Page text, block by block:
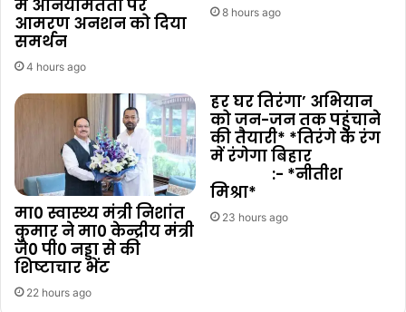
में अनियमितता पर
आमरण अनशन को दिया
समर्थन
4 hours ago
8 hours ago
मा0 स्वास्थ्य मंत्री निशांत
कुमार ने मा0 केन्द्रीय मंत्री
जे0 पी0 नड्डा से की
शिष्टाचार भेंट
22 hours ago
हर घर तिरंगा’ अभियान
को जन-जन तक पहुंचाने
की तैयारी* *तिरंगे के रंग
में रंगेगा बिहार
:- *नीतीश
मिश्रा*
23 hours ago